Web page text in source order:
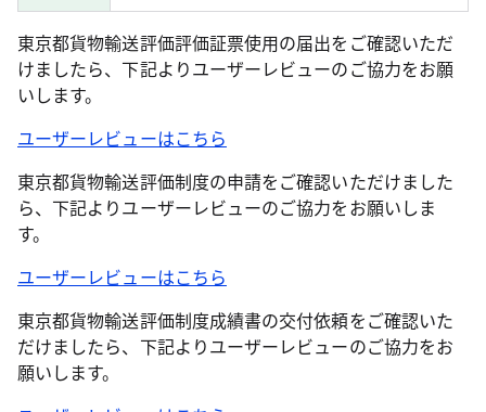
東京都貨物輸送評価評価証票使用の届出をご確認いただ
けましたら、下記よりユーザーレビューのご協力をお願
いします。
ユーザーレビューはこちら
東京都貨物輸送評価制度の申請をご確認いただけました
ら、下記よりユーザーレビューのご協力をお願いしま
す。
ユーザーレビューはこちら
東京都貨物輸送評価制度成績書の交付依頼をご確認いた
だけましたら、下記よりユーザーレビューのご協力をお
願いします。